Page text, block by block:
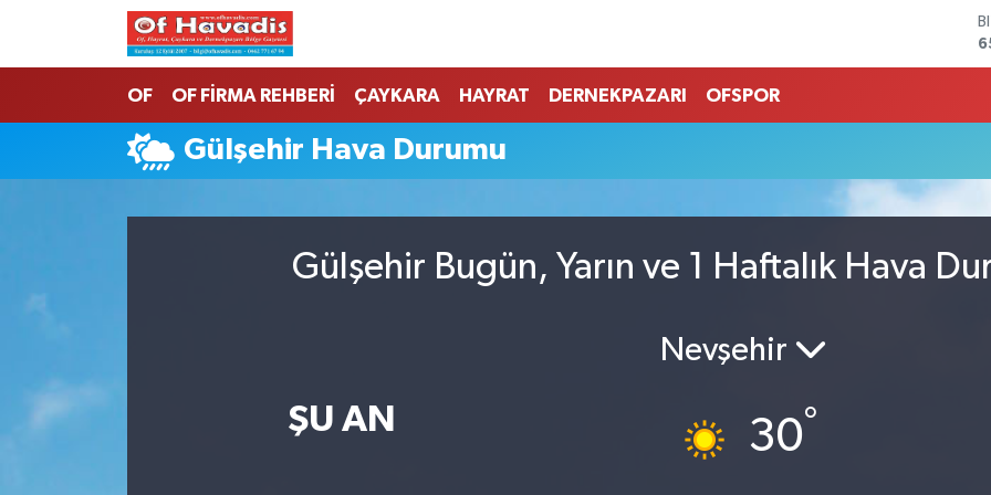
OF OF FİRMA REHBERİ ÇAYKARA HAYRAT DERNEKPAZARI OFSPOR
Gülşehir Hava Durumu
Gülşehir Bugün, Yarın ve 1 Haftalık Hava
ŞU AN
Nevşehir
30°
Trabzon Nöbetçi Eczaneler
Trabzon Hava Durumu
Trabzon Trafik Yoğunluk Haritası